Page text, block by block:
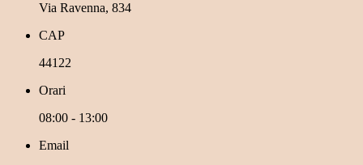
Via Ravenna, 834
CAP
44122
Orari
08:00 - 13:00
Email